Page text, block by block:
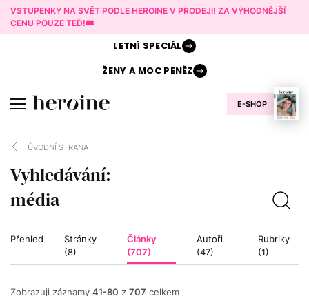
VSTUPENKY NA SVĚT PODLE HEROINE V PRODEJI! ZA VÝHODNĚJŠÍ
CENU POUZE TEĎ!🎟️
E-SHOP
LETNÍ SPECIÁL
ŽENY AMOC PENĚZ
ÚVODNÍ STRANA
Vyhledávání:
Přehled
Stránky
(8)
Články
(707)
Autoři
(47)
Rubriky
(1)
Zobrazuji záznamy 41-80 z 707 celkem